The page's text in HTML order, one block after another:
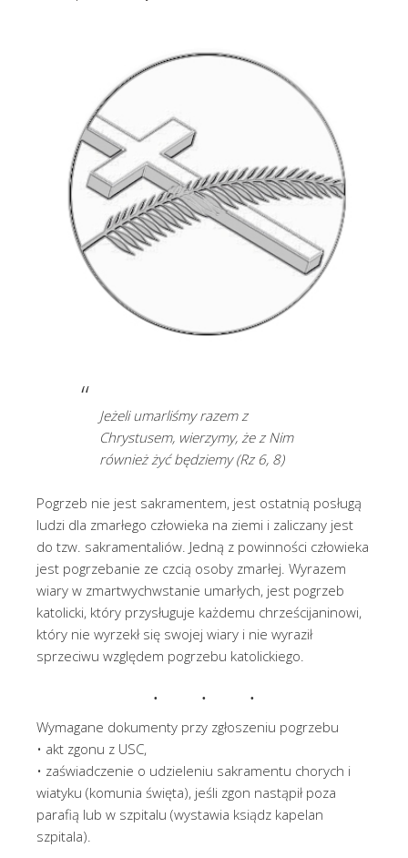
Jeżeli umarliśmy razem z
Chrystusem, wierzymy, że z Nim
również żyć będziemy (Rz 6, 8)
Pogrzeb nie jest sakramentem, jest ostatnią posługą
ludzi dla zmarłego człowieka na ziemi i zaliczany jest
do tzw. sakramentaliów. Jedną z powinności człowieka
jest pogrzebanie ze czcią osoby zmarłej. Wyrazem
wiary w zmartwychwstanie umarłych, jest pogrzeb
katolicki, który przysługuje każdemu chrześcijaninowi,
który nie wyrzekł się swojej wiary i nie wyraził
sprzeciwu względem pogrzebu katolickiego.
Wymagane dokumenty przy zgłoszeniu pogrzebu
• akt zgonu z USC,
• zaświadczenie o udzieleniu sakramentu chorych i
wiatyku (komunia święta), jeśli zgon nastąpił poza
parafią lub w szpitalu (wystawia ksiądz kapelan
szpitala).